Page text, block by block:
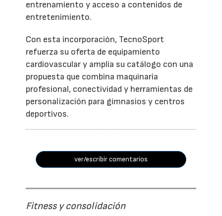
entrenamiento y acceso a contenidos de
entretenimiento.
Con esta incorporación, TecnoSport
refuerza su oferta de equipamiento
cardiovascular y amplía su catálogo con una
propuesta que combina maquinaria
profesional, conectividad y herramientas de
personalización para gimnasios y centros
deportivos.
ver/escribir comentarios
Fitness y consolidación